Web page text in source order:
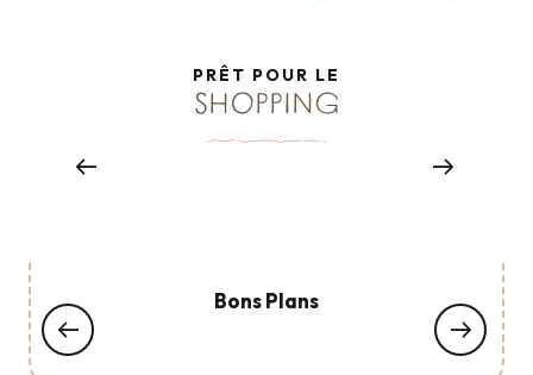
PRÊT POUR LE
SHOPPING
DES SOUVENIRS À RAPPORTER À LA MAISON !
Bons Plans